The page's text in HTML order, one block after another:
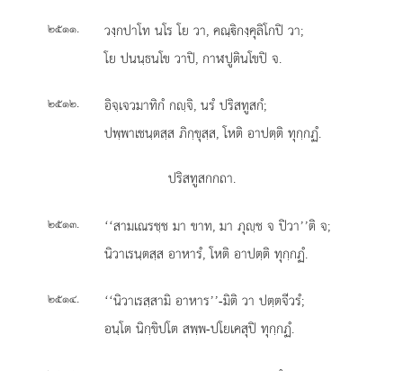
๒๕๑๑. วงฺกปาโท นโร โย วา, คณฺิกงฺคุลิโกปิ วา;
โย ปนนฺธนโข วาปิ, กาฬปูตินโขปิ จ.
๒๕๑๒.
อิจฺเจวมาทิกํ กฺจิ, นรํ ปริสทูสกํ;
ปพฺพาเชนฺตสฺส ภิกฺขุสฺส, โหติ อาปตฺติ ทุกฺกฏํ.
ปริสทูสกกถา.
๒๕๑๓.
‘‘สามเณรชฺช มา ขาท, มา ภุฺช จ ปิวา’’ติ จ;
นิวาเรนฺตสฺส อาหารํ, โหติ อาปตฺติ ทุกฺกฏํ.
๒๕๑๔.
‘‘นิวาเรสฺสามิ อาหาร’’-มิติ วา ปตฺตจีวรํ;
อนฺโต นิกฺขิปโต สพฺพ-ปโยเคสุปิ ทุกฺกฏํ.